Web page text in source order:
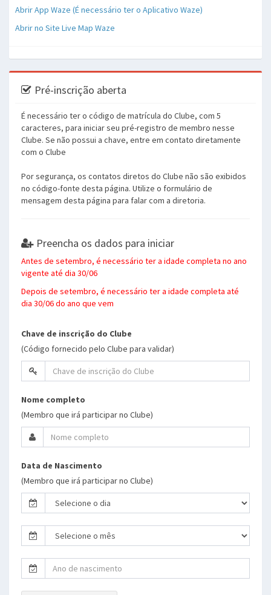
Abrir App Waze (É necessário ter o Aplicativo Waze)
Abrir no Site Live Map Waze
Pré-inscrição aberta
É necessário ter o código de matrícula do Clube, com 5
caracteres, para iniciar seu pré-registro de membro nesse
Clube. Se não possui a chave, entre em contato diretamente
com o Clube
Por segurança, os contatos diretos do Clube não são exibidos
no código-fonte desta página. Utilize o formulário de
mensagem desta página para falar com a diretoria.
Preencha os dados para iniciar
Antes de setembro, é necessário ter a idade completa no ano
vigente até dia 30/06
Depois de setembro, é necessário ter a idade completa até
dia 30/06 do ano que vem
Chave de inscrição do Clube
(Código fornecido pelo Clube para validar)
Nome completo
(Membro que irá participar no Clube)
Data de Nascimento
(Membro que irá participar no Clube)